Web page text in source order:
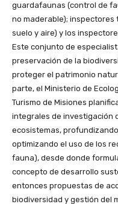
guardafaunas (control de fauna); ‏guardafloras
no maderable)‏; inspectores técnicos (verifican la calidad del agua,
suelo y aire)‏ y los inspectores de control forestal (Maderables)‏.
Este conjunto de
preservación de la
proteger el patrimonio
parte, el Ministerio de
Turismo de Misiones
integrales de investigación
ecosistemas,
optimizando el uso de los
fauna), desde donde
concepto de desarrollo
entonces propuestas de
biodiversidad y gestión del